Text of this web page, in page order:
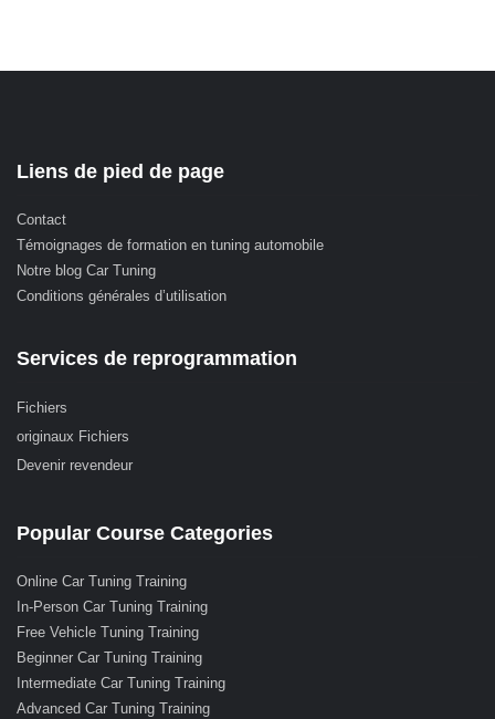
Liens de pied de page
Contact
Témoignages de formation en tuning automobile
Notre blog Car Tuning
Conditions générales d’utilisation
Services de reprogrammation
Fichiers
originaux Fichiers
Devenir revendeur
Popular Course Categories
Online Car Tuning Training
In-Person Car Tuning Training
Free Vehicle Tuning Training
Beginner Car Tuning Training
Intermediate Car Tuning Training
Advanced Car Tuning Training